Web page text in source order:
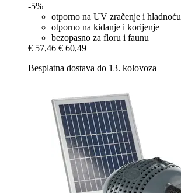
-5%
otporno na UV zračenje i hladnoću
otporno na kidanje i korijenje
bezopasno za floru i faunu
€ 57,46 € 60,49
Besplatna dostava do 13. kolovoza